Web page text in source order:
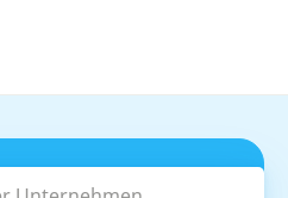
Unternehmen
Suchen